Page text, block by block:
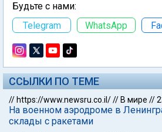
Будьте с нами:
Telegram
WhatsApp
ССЫЛКИ ПО ТЕМЕ
// https://www.newsru.co.il/// В мире //
На военном аэродроме в
склады с ракетами